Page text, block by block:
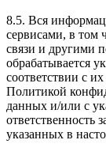
8.5. Вся
сервисами, в том
связи и другими
обрабатывается
соответствии с
Политикой
данных и/или с
ответственность
указанных в